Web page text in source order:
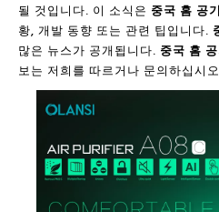
될 것입니다. 이 소식은 중국 홈 공
황, 개발 동향 또는 관련 팁입니다.
많은 뉴스가 공개됩니다. 중국 홈
보는 저희를 따르거나 문의하십시